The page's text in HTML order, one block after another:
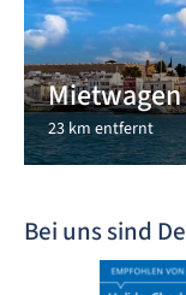
23 km entfernt
Bei uns sind